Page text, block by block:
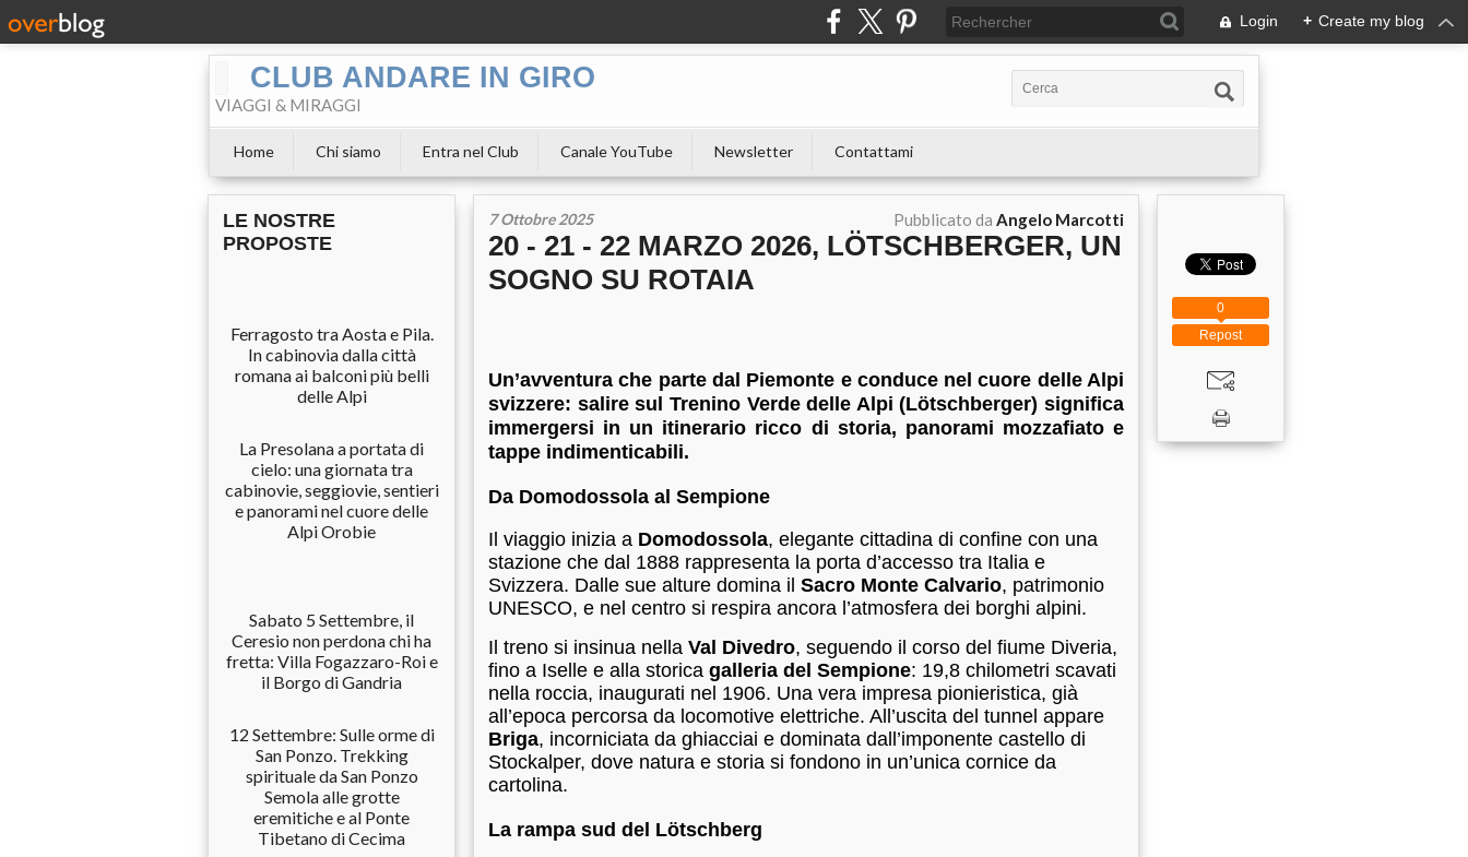
Login + Create my blog
CLUB ANDARE IN GIRO
VIAGGI & MIRAGGI
Home Chi siamo Entra nel Club Canale YouTube Newsletter Contattami
LE NOSTRE
PROPOSTE
Ferragosto tra Aosta e Pila.
In cabinovia dalla città
romana ai balconi più belli
delle Alpi
La Presolana a portata di
cielo: una giornata tra
cabinovie, seggiovie, sentieri
e panorami nel cuore delle
Alpi Orobie
Sabato 5 Settembre, il
Ceresio non perdona chi ha
fretta: Villa Fogazzaro-Roi e
il Borgo di Gandria
12 Settembre: Sulle orme di
San Ponzo. Trekking
spirituale da San Ponzo
Semola alle grotte
eremitiche e al Ponte
Tibetano di Cecima
7 Ottobre 2025 Pubblicato da Angelo Marcotti
20 - 21 - 22 MARZO 2026, LÖTSCHBERGER, UN
SOGNO SU ROTAIA
Un’avventura che parte dal Piemonte e conduce nel cuore delle Alpi
svizzere: salire sul Trenino Verde delle Alpi (Lötschberger) significa
immergersi in un itinerario ricco di storia, panorami mozzafiato e
tappe indimenticabili.
Da Domodossola al Sempione
Il viaggio inizia a Domodossola, elegante cittadina di confine con una
stazione che dal 1888 rappresenta la porta d’accesso tra Italia e
Svizzera. Dalle sue alture domina il Sacro Monte Calvario, patrimonio
UNESCO, e nel centro si respira ancora l’atmosfera dei borghi alpini.
Il treno si insinua nella Val Divedro, seguendo il corso del fiume Diveria,
fino a Iselle e alla storica galleria del Sempione: 19,8 chilometri scavati
nella roccia, inaugurati nel 1906. Una vera impresa pionieristica, già
all’epoca percorsa da locomotive elettriche. All’uscita del tunnel appare
Briga, incorniciata da ghiacciai e dominata dall’imponente castello di
Stockalper, dove natura e storia si fondono in un’unica cornice da
cartolina.
La rampa sud del Lötschberg
Repost
0